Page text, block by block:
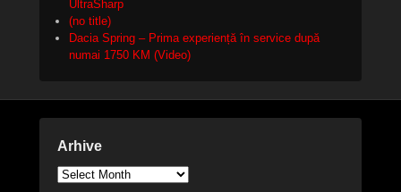
UltraSharp
(no title)
Dacia Spring – Prima experiență în service după
numai 1750 KM (Video)
Arhive
Arhive